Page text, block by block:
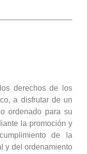
derechos de los
a disfrutar de un
ordenado para su
la promoción y
de la
y del ordenamiento